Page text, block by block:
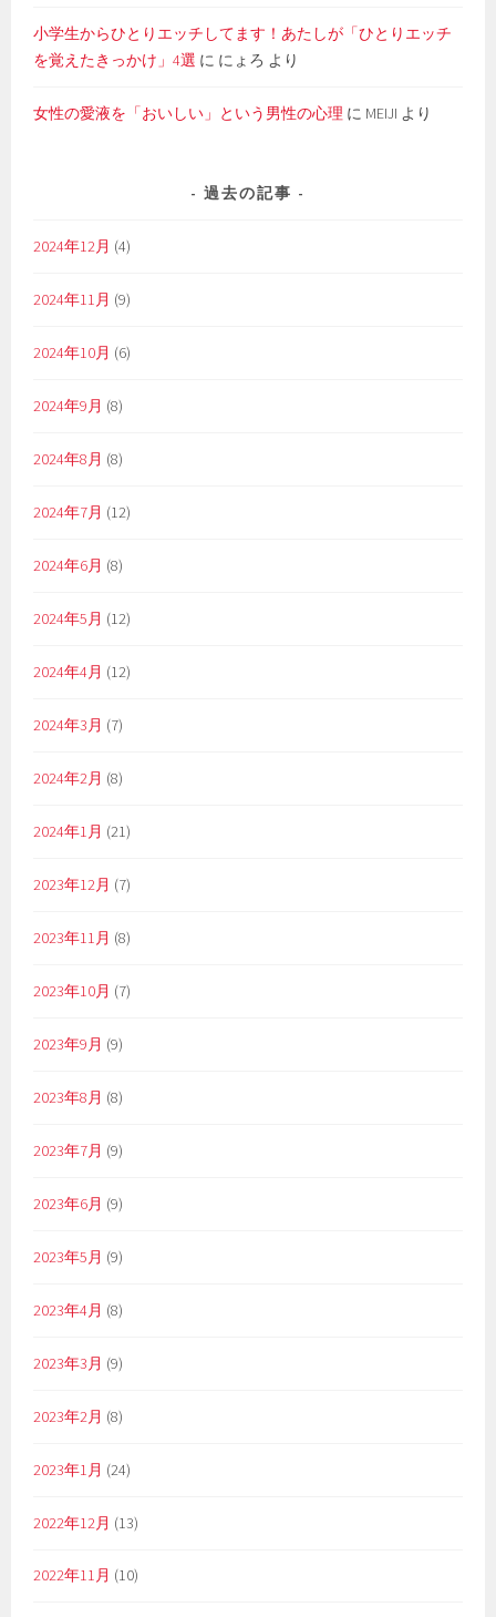
小学生からひとりエッチしてます！あたしが「ひとりエッチ
を覚えたきっかけ」4選 に にょろ より
女性の愛液を「おいしい」という男性の心理 に MEIJI より
過去の記事
2024年12月 (4)
2024年11月 (9)
2024年10月 (6)
2024年9月 (8)
2024年8月 (8)
2024年7月 (12)
2024年6月 (8)
2024年5月 (12)
2024年4月 (12)
2024年3月 (7)
2024年2月 (8)
2024年1月 (21)
2023年12月 (7)
2023年11月 (8)
2023年10月 (7)
2023年9月 (9)
2023年8月 (8)
2023年7月 (9)
2023年6月 (9)
2023年5月 (9)
2023年4月 (8)
2023年3月 (9)
2023年2月 (8)
2023年1月 (24)
2022年12月 (13)
2022年11月 (10)